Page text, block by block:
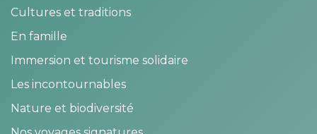
Cultures et traditions
En famille
Immersion et tourisme solidaire
Les incontournables
Nature et biodiversité